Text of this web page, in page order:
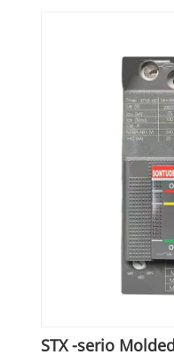
STX -serio